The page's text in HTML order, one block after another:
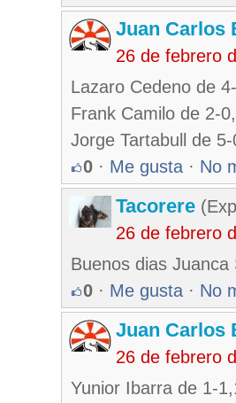
Juan Carlos
26 de febrero
Lazaro Cedeno de
Frank Camilo de 2-
Jorge Tartabull de
0 · Me gusta · No
Tacorere
26 de febrero
Buenos dias Juanca
0 · Me gusta · No
Juan Carlos
26 de febrero
Yunior Ibarra de 1-